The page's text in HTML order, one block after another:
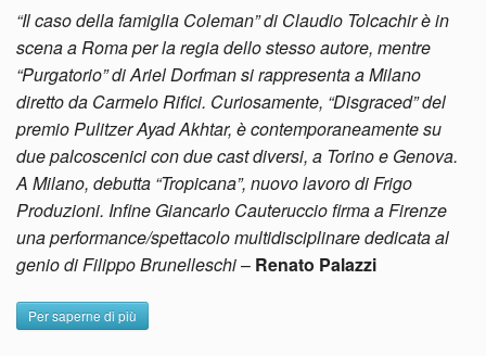
“Il caso della famiglia Coleman” di Claudio Tolcachir è in
scena a Roma per la regia dello stesso autore, mentre
“Purgatorio” di Ariel Dorfman si rappresenta a Milano
diretto da Carmelo Rifici. Curiosamente, “Disgraced” del
premio Pulitzer Ayad Akhtar, è contemporaneamente su
due palcoscenici con due cast diversi, a Torino e Genova.
A Milano, debutta “Tropicana”, nuovo lavoro di Frigo
Produzioni. Infine Giancarlo Cauteruccio firma a Firenze
una performance/spettacolo multidisciplinare dedicata al
genio di Filippo Brunelleschi– Renato Palazzi
Per saperne di più